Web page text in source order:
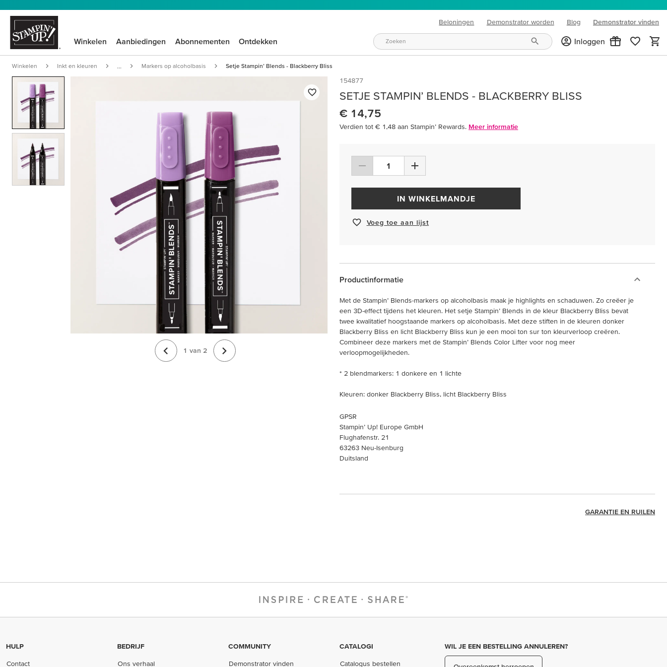
Beloningen Demonstrator worden Blog
(opens in new tab)
Demonstrator vinden
Winkelen Aanbiedingen Abonnementen Ontdekken Inloggen
Winkelen Inkt en kleuren Markers op alcoholbasis Setje Stampin’ Blends - Blackberry Bliss
1 van 2
154877
SETJE STAMPIN’ BLENDS - BLACKBERRY BLISS
€ 14,75
Verdien tot € 1,48 aan Stampin’ Rewards. Meer informatie
IN WINKELMANDJE
Voeg toe aan lijst
Productinformatie
Met de Stampin’ Blends-markers op alcoholbasis maak je highlights en schaduwen. Zo creëer je
een 3D-effect tijdens het kleuren. Het setje Stampin’ Blends in de kleur Blackberry Bliss bevat
twee kwalitatief hoogstaande markers op alcoholbasis. Met deze stiften in de kleuren donker
Blackberry Bliss en licht Blackberry Bliss kun je een mooi ton sur ton kleurverloop creëren.
Combineer deze markers met de Stampin’ Blends Color Lifter voor nog meer
verloopmogelijkheden.
* 2 blendmarkers: 1 donkere en 1 lichte
Kleuren: donker Blackberry Bliss, licht Blackberry Bliss
GPSR
Stampin’ Up! Europe GmbH
Flughafenstr. 21
63263 Neu-Isenburg
Duitsland
GARANTIE EN RUILEN
HULP
Contact
BEDRIJF
Ons verhaal
COMMUNITY
Demonstrator vinden
CATALOGI
Catalogus bestellen
WIL JE EEN BESTELLING ANNULEREN?